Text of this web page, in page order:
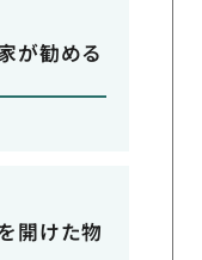
が勧める
開けた物